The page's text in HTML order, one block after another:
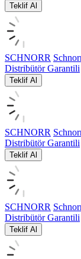
Teklif Al
SCHNORR
Distribütör Garantili
Teklif Al
SCHNORR
Distribütör Garantili
Teklif Al
SCHNORR
Distribütör Garantili
Teklif Al